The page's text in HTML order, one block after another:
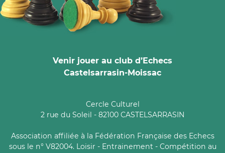
Venir jouer au club d’Echecs
Castelsarrasin-Moissac
Cercle Culturel
2 rue du Soleil - 82100 CASTELSARRASIN
Association affiliée à la Fédération Française des Echecs
sous le n° V82004. Loisir - Entrainement - Compétition au